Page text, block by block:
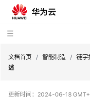
文档首页 / 智能制造 / 链宇
述
更新时间： 2024-06-18